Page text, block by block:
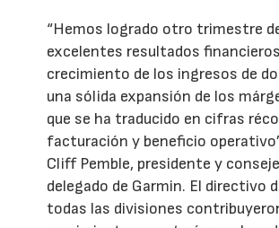
“Hemos logrado otro trimestre
excelentes resultados
crecimiento de los ingresos de
una sólida expansión de los
que se ha traducido en cifras
facturación y beneficio
Cliff Pemble, presidente y
delegado de Garmin. El directivo
todas las divisiones